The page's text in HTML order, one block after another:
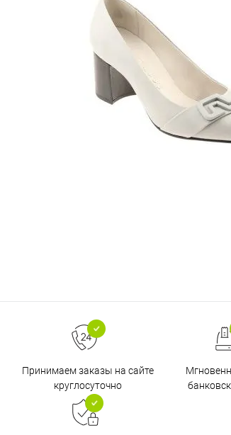
Принимаем заказы на сайте
круглосуточно